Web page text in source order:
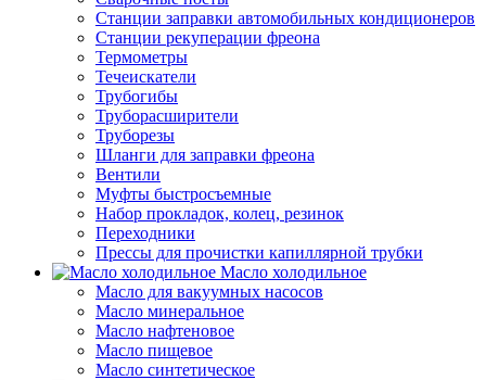
Станции заправки автомобильных кондиционеров
Станции рекуперации фреона
Термометры
Течеискатели
Трубогибы
Труборасширители
Труборезы
Шланги для заправки фреона
Вентили
Муфты быстросъемные
Набор прокладок, колец, резинок
Переходники
Прессы для прочистки капиллярной трубки
Масло холодильное
Масло для вакуумных насосов
Масло минеральное
Масло нафтеновое
Масло пищевое
Масло синтетическое